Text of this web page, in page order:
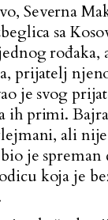
Severna
sa
rođaka,
prijatelj
je svog
ih primi.
ali
je spreman
koja je